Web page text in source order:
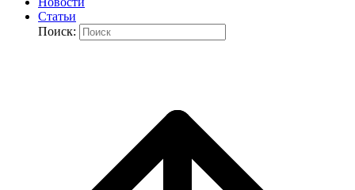
Статьи
Поиск: